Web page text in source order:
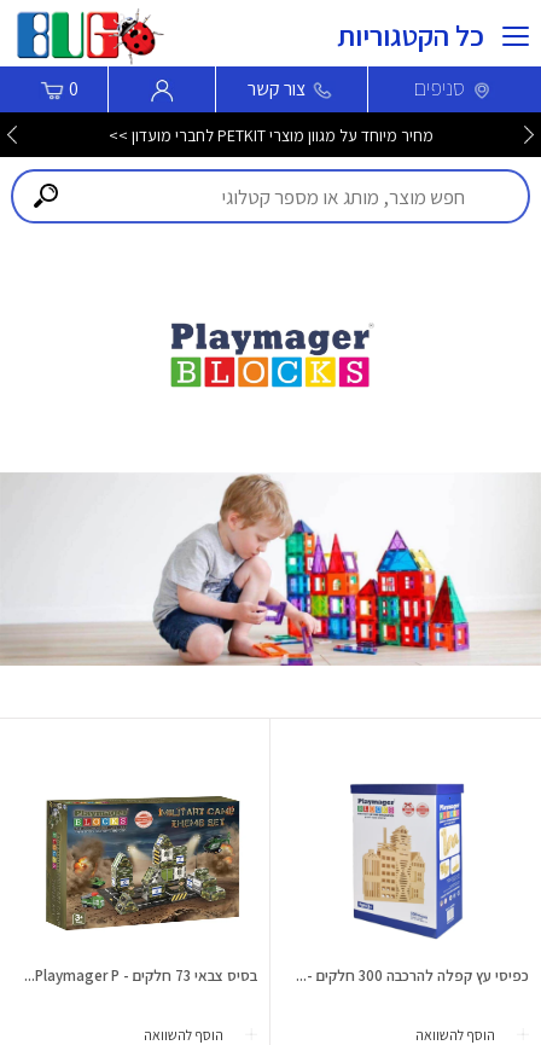
כל הקטגוריות
סניפים צור קשר 0
מחיר מיוחד על מגוון מוצרי PETKIT לחברי מועדון >>
כפיסי עץ קפלה להרכבה 300 חלקים -...
הוסף להשוואה
בסיס צבאי 73 חלקים - Playmager P...
הוסף להשוואה